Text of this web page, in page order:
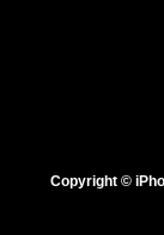
Copyright ©